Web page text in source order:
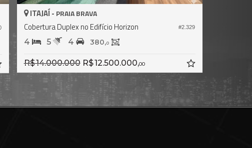
#2.081
ITAJAÍ -
Cobertura Duplex no Edifício Hobus Concept
4 5 3
R$ 12.000.000,00